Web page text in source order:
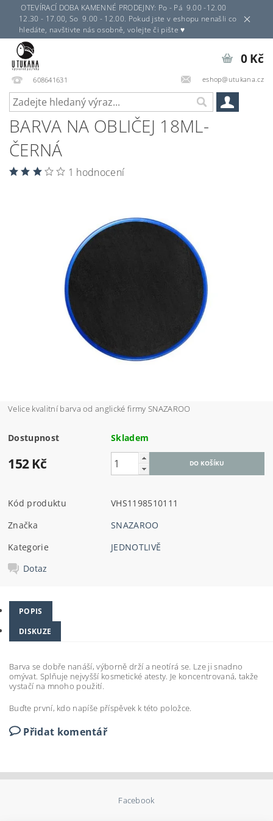
OTEVÍRACÍ DOBA KAMENNÉ PRODEJNY: Po - Pá 9.00 -12.00
12.30 - 17.00, So 9.00 - 12.00. Pokud jste v eshopu nenašli co
hledáte, navštivte nás osobně, volejte či pište ♥
608641631 eshop@utukana.cz
0 Kč
BARVA NA OBLIČEJ 18ML-
ČERNÁ
1 hodnocení
Velice kvalitní barva od anglické firmy SNAZAROO
Dostupnost Skladem
152 Kč
Kód produktu
VHS1198510111
Značka
SNAZAROO
Kategorie
JEDNOTLIVĚ
Dotaz
POPIS
DISKUZE
Barva se dobře nanáší, výborně drží a neotírá se. Lze ji snadno
omývat. Splňuje nejvyšší kosmetické atesty. Je koncentrovaná, takže
vystačí na mnoho použití.
Buďte první, kdo napíše příspěvek k této položce.
Přidat komentář
Facebook